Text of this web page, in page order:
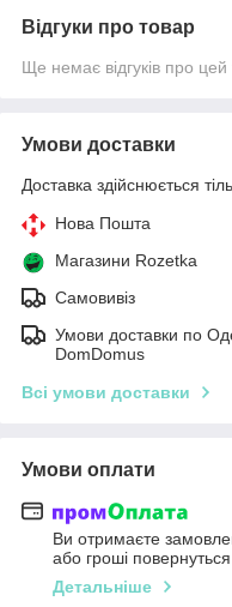
Відгуки про товар
Ще немає відгуків про цей
Умови доставки
Доставка здійснюється
Нова Пошта
Магазини Rozetka
Самовивіз
Умови доставки по
DomDomus
Всі умови доставки
Умови оплати
Ви отримаєте
або гроші
Детальніше